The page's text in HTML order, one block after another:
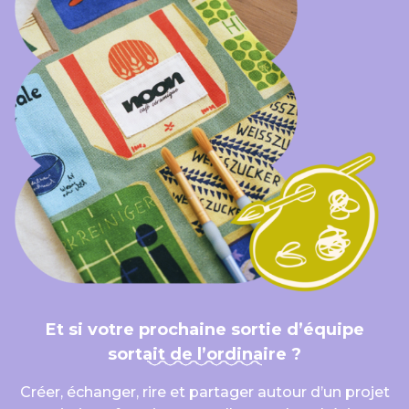
Et si votre prochaine sortie d’équipe
sortait de l’ordinaire ?
Créer, échanger, rire et partager autour d’un projet